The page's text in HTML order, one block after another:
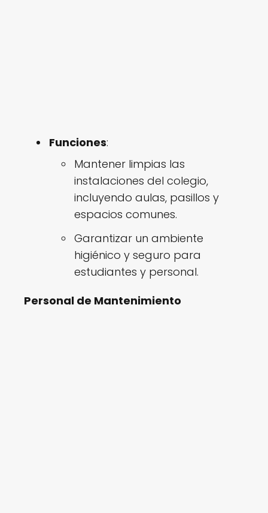
Funciones:
Mantener limpias las
instalaciones del colegio,
incluyendo aulas, pasillos y
espacios comunes.
Garantizar un ambiente
higiénico y seguro para
estudiantes y personal.
Personal de Mantenimiento